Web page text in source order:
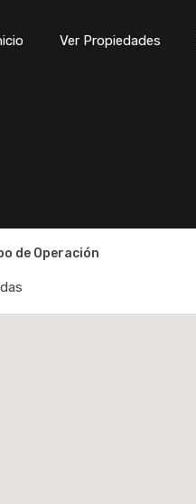
Inicio Ver Propiedades
Ver Propiedades
de Operación